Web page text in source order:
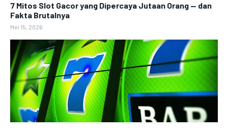
7 Mitos Slot Gacor yang Dipercaya Jutaan Orang — dan
Fakta Brutalnya
Mei 15, 2026